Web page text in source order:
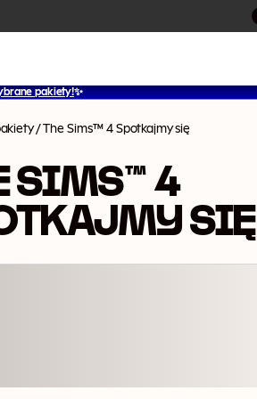
pakiety!✨
/The Sims™ 4 Spotkajmy się
SIMS™ 4
SIĘ